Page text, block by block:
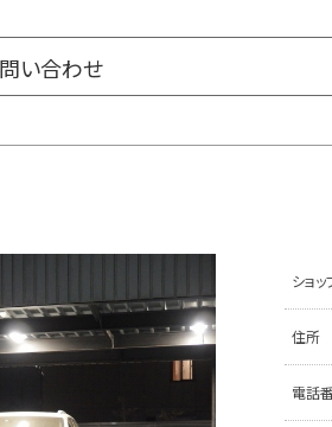
い合わせ
ショッ
住所
電話